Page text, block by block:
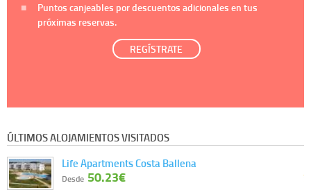
Puntos canjeables por descuentos adicionales en tus
próximas reservas.
REGÍSTRATE
ÚLTIMOS ALOJAMIENTOS VISITADOS
Life Apartments Costa Ballena
Desde 50.23€